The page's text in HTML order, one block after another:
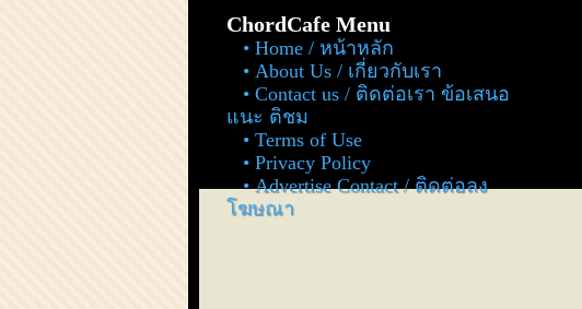
ChordCafe Menu
Home / หน้าหลัก
About Us / เกี่ยวกับเรา
Contact us / ติดต่อเรา ข้อเสนอ
แนะ ติชม
Terms of Use
Privacy Policy
Advertise Contact / ติดต่อลง
โฆษณา